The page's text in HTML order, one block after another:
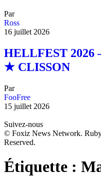
Par
Ross
16 juillet 2026
HELLFEST 2026
★ CLISSON
Par
FooFree
15 juillet 2026
Suivez-nous
© Foxiz News Network.
Reserved.
Étiquette :